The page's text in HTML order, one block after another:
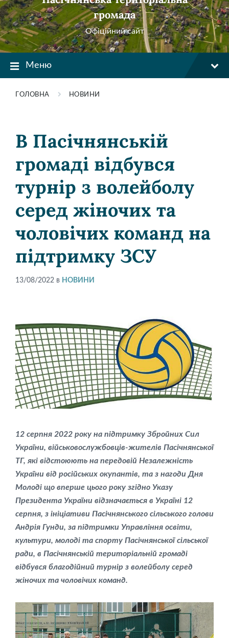
громада
Офіційний сайт
Меню
ГОЛОВНА НОВИНИ
В Пасічнянській
громаді відбувся
турнір з волейболу
серед жіночих та
чоловічих команд на
підтримку ЗСУ
13/08/2022 в НОВИНИ
12 серпня 2022 року на підтримку Збройних Сил
України, військовослужбовців-жителів Пасічнянської
ТГ, які відстоюють на передовій Незалежність
України від російських окупантів, та з нагоди Дня
Молоді що вперше цього року згідно Указу
Президента України відзначається в Україні 12
серпня, з ініціативи Пасічнянського сільського голови
Андрія Гунди, за підтримки Управління освіти,
культури, молоді та спорту Пасічнянської сільської
ради, в Пасічнянській територіальній громаді
відбувся благодійний турнір з волейболу серед
жіночих та чоловічих команд.